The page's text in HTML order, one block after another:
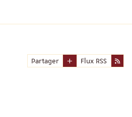
Partager Flux RSS